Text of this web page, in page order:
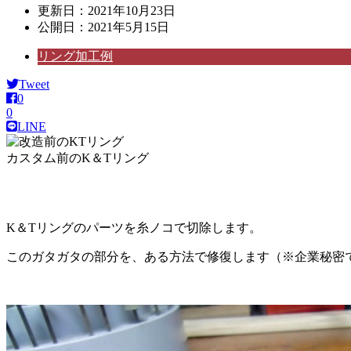
更新日： 2021年10月23日
公開日： 2021年5月15日
リング加工例
Tweet
0
0
LINE
カスタム前のK＆Tリング
K＆Tリングのパーツを糸ノコで切除します。
このガタガタの部分を、ある方法で修復します（※企業秘密